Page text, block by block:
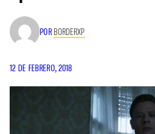
POR BORDERXP
12 DE FEBRERO, 2018